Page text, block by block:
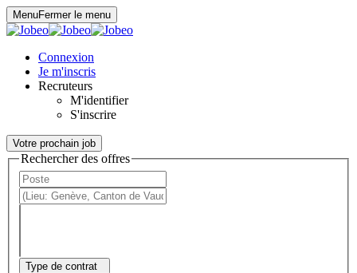
MenuFermer le menu
Connexion
Je m'inscris
Recruteurs
M'identifier
S'inscrire
Votre prochain job
Rechercher des offres
Type de contrat
Panneau de gestion des cookies